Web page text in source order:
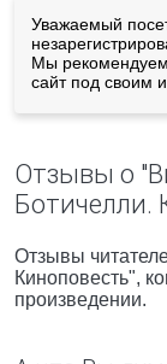
Уважаемый
Мы
сайт под своим
Отзывы о
Ботичелли.
Отзывы
Киноповесть",
произведении.